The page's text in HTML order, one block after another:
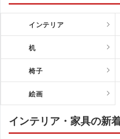
インテリア
机
椅子
絵画
インテリア・家具の新